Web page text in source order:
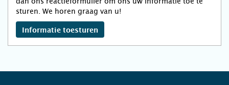
sturen. We horen graag van u!
Informatie toesturen